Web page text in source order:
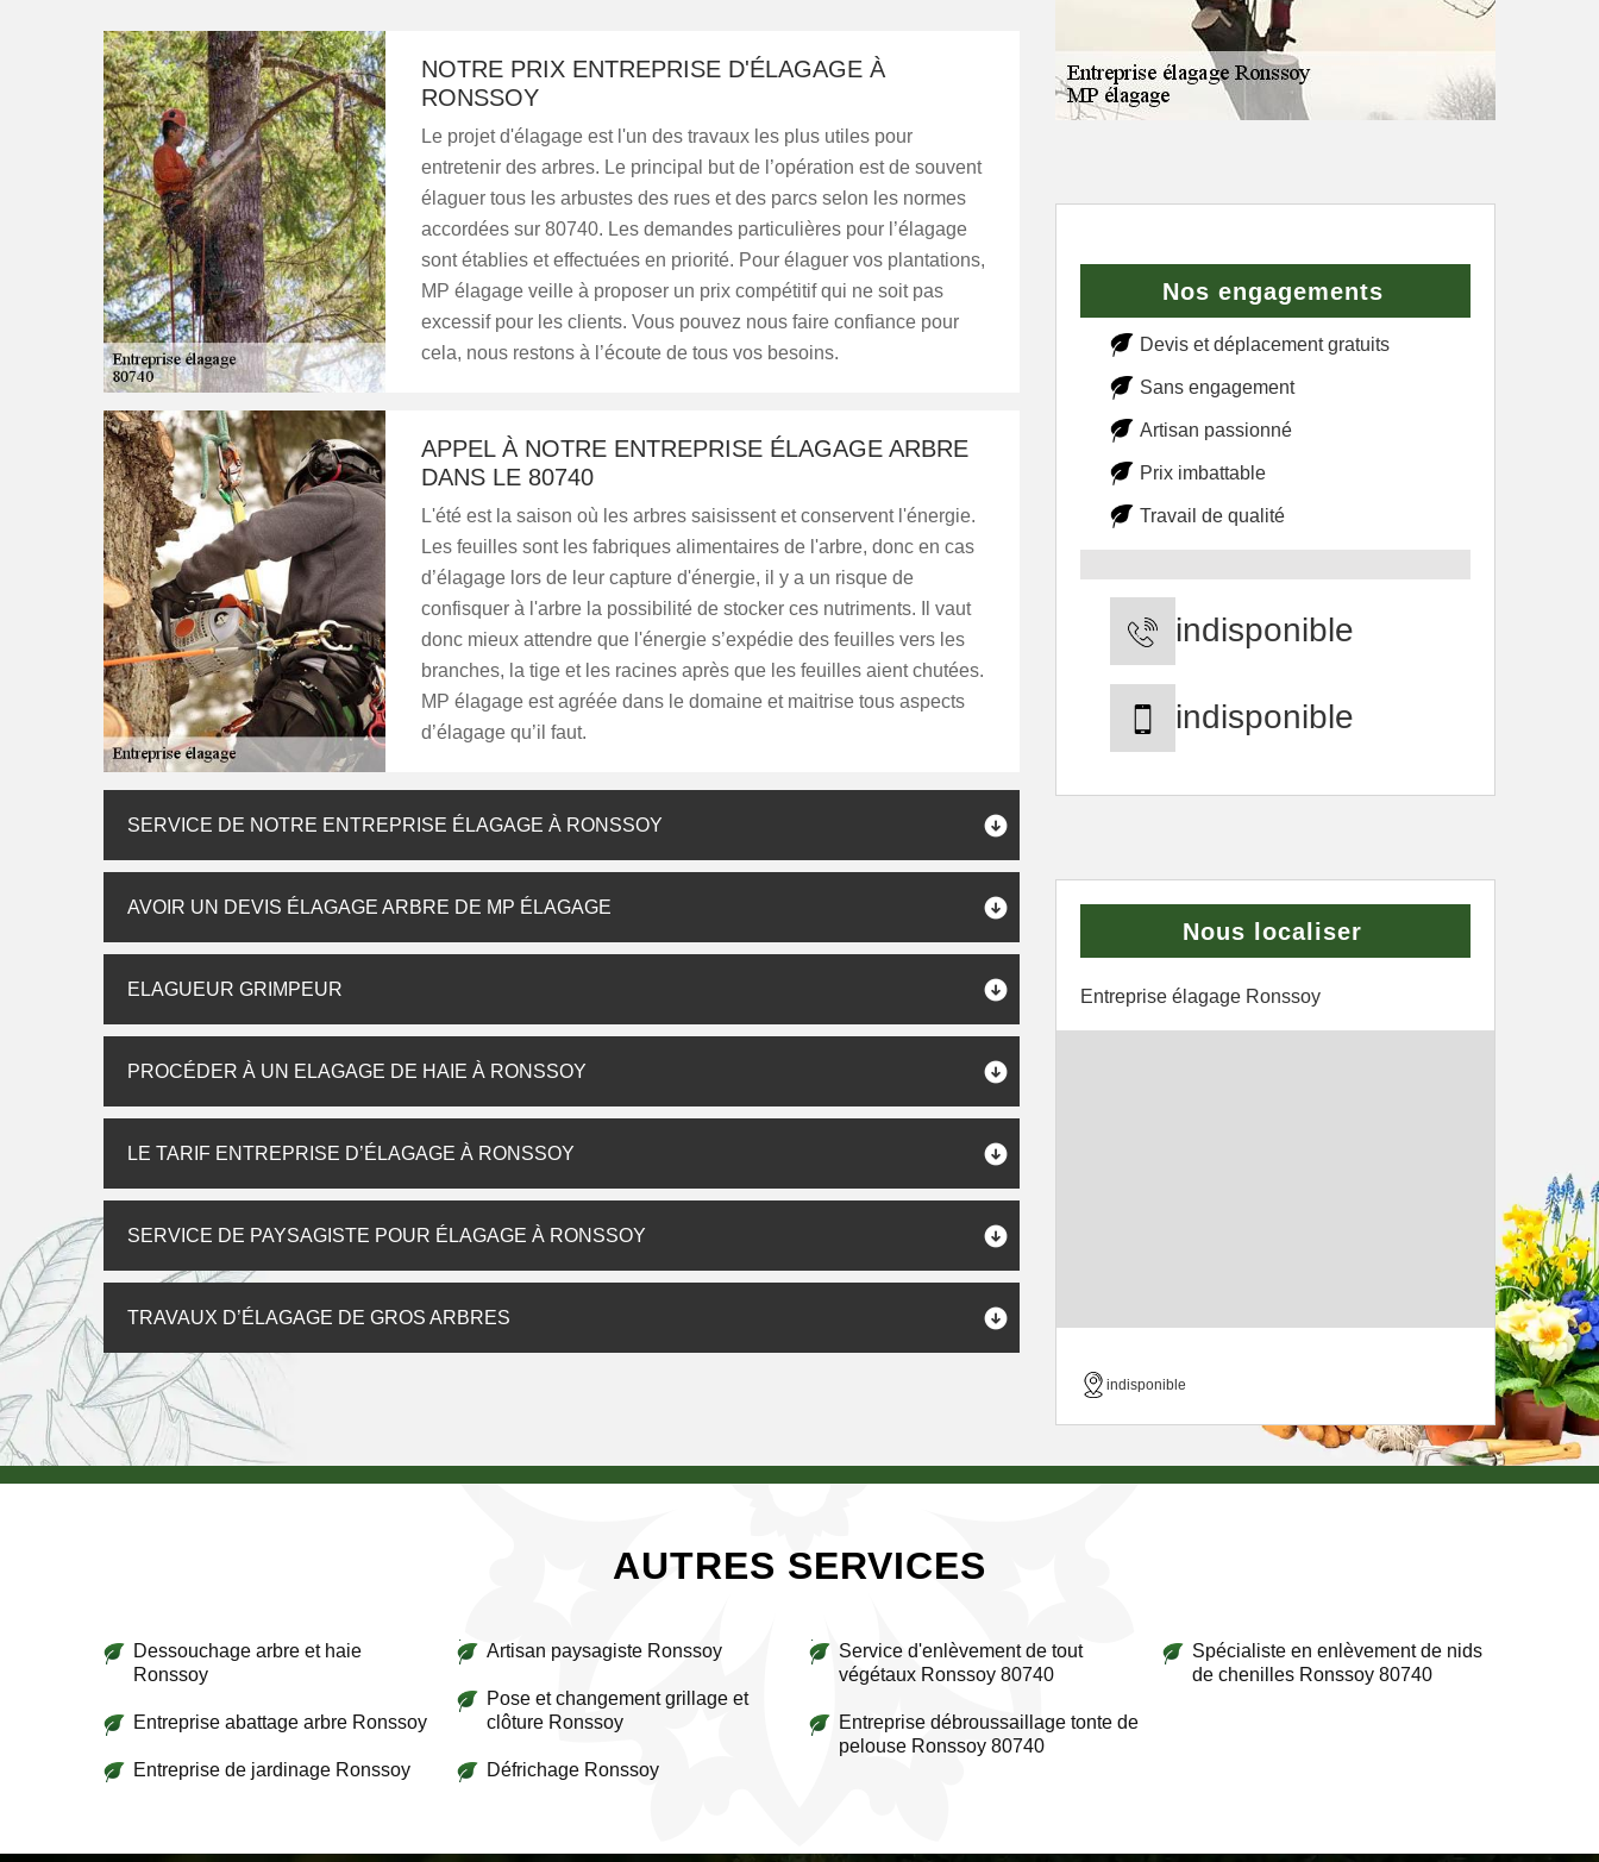
NOTRE PRIX ENTREPRISE D'ÉLAGAGE À
RONSSOY
Le projet d'élagage est l'un des travaux les plus utiles pour
entretenir des arbres. Le principal but de l’opération est de souvent
élaguer tous les arbustes des rues et des parcs selon les normes
accordées sur 80740. Les demandes particulières pour l’élagage
sont établies et effectuées en priorité. Pour élaguer vos plantations,
MP élagage veille à proposer un prix compétitif qui ne soit pas
excessif pour les clients. Vous pouvez nous faire confiance pour
cela, nous restons à l’écoute de tous vos besoins.
APPEL À NOTRE ENTREPRISE ÉLAGAGE ARBRE
DANS LE 80740
L'été est la saison où les arbres saisissent et conservent l'énergie.
Les feuilles sont les fabriques alimentaires de l'arbre, donc en cas
d’élagage lors de leur capture d'énergie, il y a un risque de
confisquer à l'arbre la possibilité de stocker ces nutriments. Il vaut
donc mieux attendre que l'énergie s’expédie des feuilles vers les
branches, la tige et les racines après que les feuilles aient chutées.
MP élagage est agréée dans le domaine et maitrise tous aspects
d’élagage qu’il faut.
SERVICE DE NOTRE ENTREPRISE ÉLAGAGE À RONSSOY
AVOIR UN DEVIS ÉLAGAGE ARBRE DE MP ÉLAGAGE
ELAGUEUR GRIMPEUR
PROCÉDER À UN ELAGAGE DE HAIE À RONSSOY
LE TARIF ENTREPRISE D’ÉLAGAGE À RONSSOY
SERVICE DE PAYSAGISTE POUR ÉLAGAGE À RONSSOY
TRAVAUX D’ÉLAGAGE DE GROS ARBRES
Nos engagements
Devis et déplacement gratuits
Sans engagement
Artisan passionné
Prix imbattable
Travail de qualité
indisponible
indisponible
Nous localiser
Entreprise élagage Ronssoy
indisponible
AUTRES SERVICES
Dessouchage arbre et haie
Ronssoy
Entreprise abattage arbre Ronssoy
Entreprise de jardinage Ronssoy
Artisan paysagiste Ronssoy
Pose et changement grillage et
clôture Ronssoy
Défrichage Ronssoy
Service d'enlèvement de tout
végétaux Ronssoy 80740
Entreprise débroussaillage tonte de
pelouse Ronssoy 80740
Spécialiste en enlèvement de nids
de chenilles Ronssoy 80740